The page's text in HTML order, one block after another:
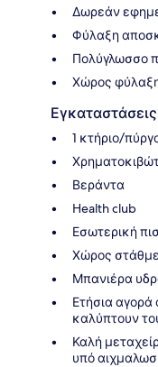
Δωρεάν
Φύλαξη
Πολύγλωσσο
Χώρος
Εγκαταστάσεις
1 κτήριο/
Βεράντα
Health club
Εσωτερική
Χώρος
Μπανιέρα
Ετήσια
καλύπτουν
Καλή
υπό